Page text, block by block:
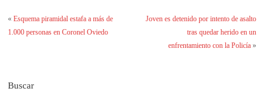
«Esquema piramidal estafa a más de
1.000 personas en Coronel Oviedo
Joven es detenido por intento de asalto
tras quedar herido en un
enfrentamiento con la Policía»
Buscar